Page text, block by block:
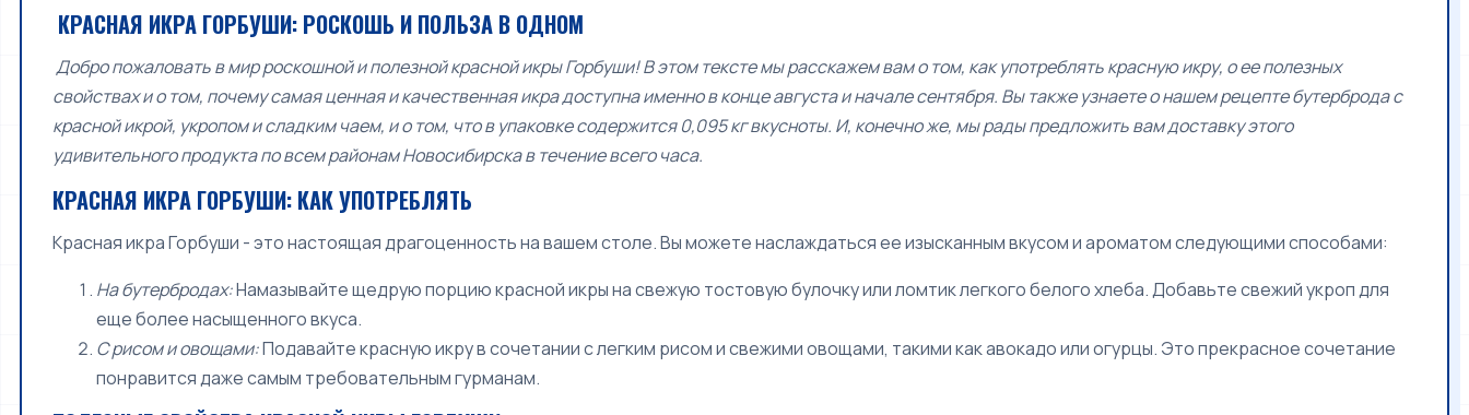
КРАСНАЯ ИКРА ГОРБУШИ: РОСКОШЬ И ПОЛЬЗА В ОДНОМ
Добро пожаловать в мир роскошной и полезной красной икры Горбуши! В этом тексте мы расскажем вам о том, как употреблять красную икру, о ее полезных
свойствах и о том, почему самая ценная и качественная икра доступна именно в конце августа и начале сентября. Вы также узнаете о нашем рецепте бутерброда с
красной икрой, укропом и сладким чаем, и о том, что в упаковке содержится 0,095 кг вкусноты. И, конечно же, мы рады предложить вам доставку этого
удивительного продукта по всем районам Новосибирска в течение всего часа.
КРАСНАЯ ИКРА ГОРБУШИ: КАК УПОТРЕБЛЯТЬ
Красная икра Горбуши - это настоящая драгоценность на вашем столе. Вы можете наслаждаться ее изысканным вкусом и ароматом следующими способами:
На бутербродах:Намазывайте щедрую порцию красной икры на свежую тостовую булочку или ломтик легкого белого хлеба. Добавьте свежий укроп для
еще более насыщенного вкуса.
С рисом и овощами:Подавайте красную икру в сочетании с легким рисом и свежими овощами, такими как авокадо или огурцы. Это прекрасное сочетание
понравится даже самым требовательным гурманам.